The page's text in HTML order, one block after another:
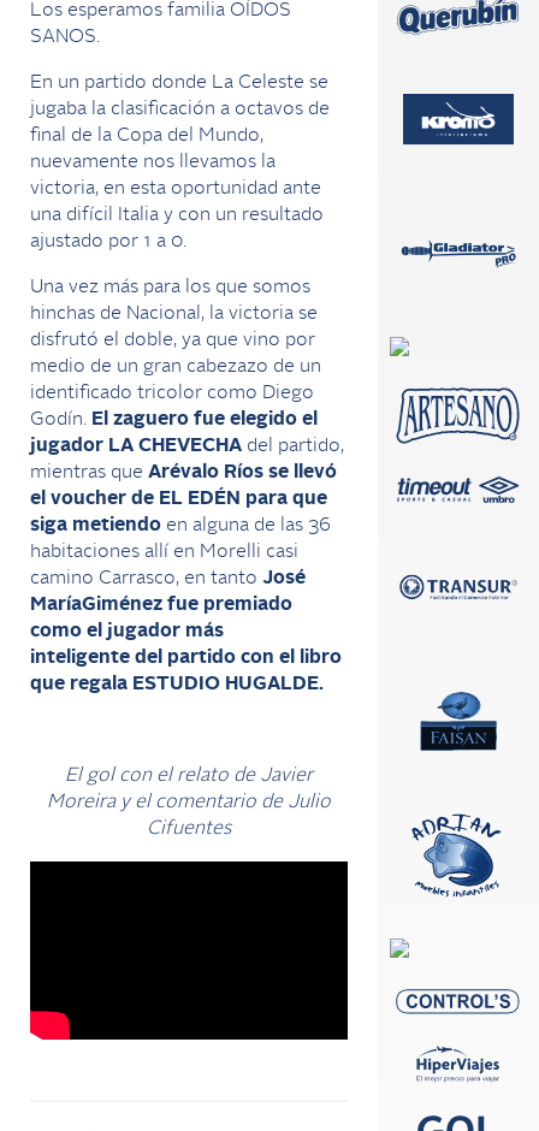
Los esperamos familia OÍDOS
SANOS.
En un partido donde La Celeste se
jugaba la clasificación a octavos de
final de la Copa del Mundo,
nuevamente nos llevamos la
victoria, en esta oportunidad ante
una difícil Italia y con un resultado
ajustado por 1 a 0.
Una vez más para los que somos
hinchas de Nacional, la victoria se
disfrutó el doble, ya que vino por
medio de un gran cabezazo de un
identificado tricolor como Diego
Godín. El zaguero fue elegido el
jugador LA CHEVECHA del partido,
mientras que Arévalo Ríos se llevó
el voucher de EL EDÉN para que
siga metiendo en alguna de las 36
habitaciones allí en Morelli casi
camino Carrasco, en tanto José
MaríaGiménez fue premiado
como el jugador más
inteligente del partido con el libro
que regala ESTUDIO HUGALDE.
El gol con el relato de Javier
Moreira y el comentario de Julio
Cifuentes